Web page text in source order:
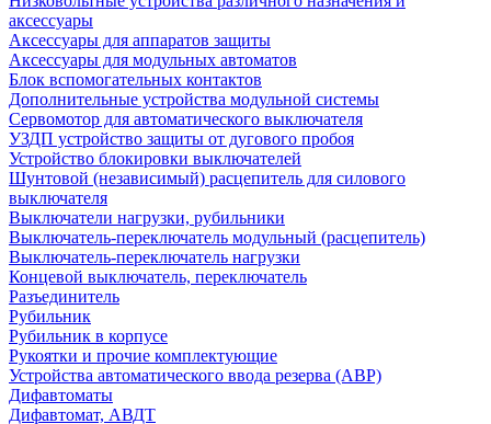
аксессуары
Аксессуары для аппаратов защиты
Аксессуары для модульных автоматов
Блок вспомогательных контактов
Дополнительные устройства модульной системы
Сервомотор для автоматического выключателя
УЗДП устройство защиты от дугового пробоя
Устройство блокировки выключателей
Шунтовой (независимый) расцепитель для силового
выключателя
Выключатели нагрузки, рубильники
Выключатель-переключатель модульный (расцепитель)
Выключатель-переключатель нагрузки
Концевой выключатель, переключатель
Разъединитель
Рубильник
Рубильник в корпусе
Рукоятки и прочие комплектующие
Устройства автоматического ввода резерва (АВР)
Дифавтоматы
Дифавтомат, АВДТ